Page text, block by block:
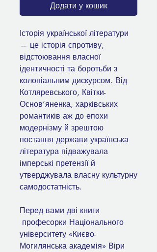
Додати у кошик
Історія української літератури
— це історія спротиву,
відстоювання власної
ідентичності та боротьби з
колоніальним дискурсом. Від
Котляревського, Квітки-
Основ’яненка, харківських
романтиків аж до епохи
модернізму й зрештою
постання держави українська
література підважувала
імперські претензії й
утверджувала власну культурну
самодостатність.
Перед вами дві книги
професорки Національного
університету «Києво-
Могилянська академія» Віри